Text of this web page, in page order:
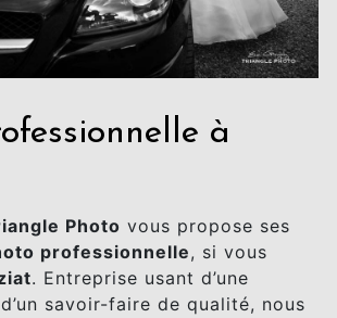
à
Photo vous propose ses
professionnelle, si vous
. Entreprise usant d’une
savoir-faire de qualité, nous